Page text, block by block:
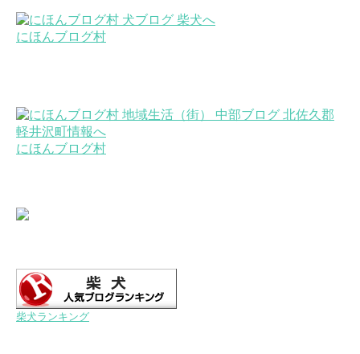
にほんブログ村
にほんブログ村
柴犬ランキング